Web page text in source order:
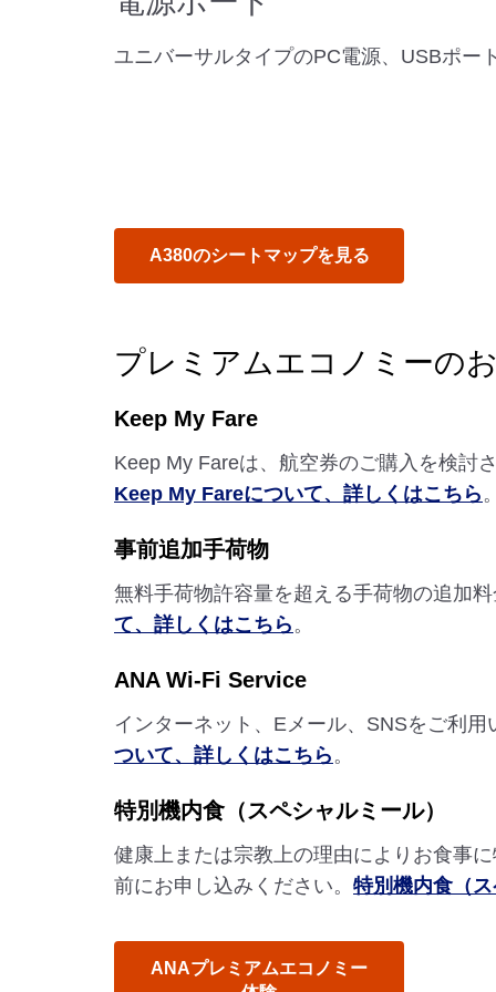
ユニバーサルタイプのPC電源、USBポー
A380のシートマップを見る
プレミアムエコノミーの
Keep My Fare
Keep My Fareは、航空券のご購入を検討
Keep My Fareについて、詳しくはこちら
事前追加手荷物
無料手荷物許容量を超える手荷物の追加
て、詳しくはこちら。
ANA Wi-Fi Service
インターネット、Eメール、SNSをご利
ついて、詳しくはこちら。
特別機内食（スペシャルミール）
健康上または宗教上の理由によりお食事
前にお申し込みください。 特別機内食（
ANAプレミアムエコノミー